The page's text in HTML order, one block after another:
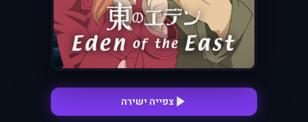
צפייה ישירה